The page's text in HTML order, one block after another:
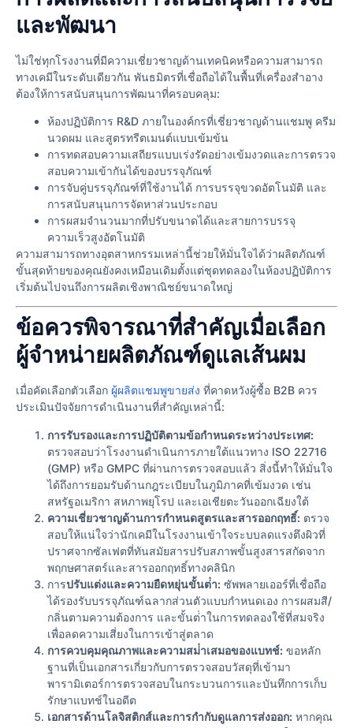
และพัฒนา
ไม่ใช่ทุกโรงงานที่มีความเชี่ยวชาญด้านเทคนิคหรือความสามารถ
ทางเคมีในระดับเดียวกัน พันธมิตรที่เชื่อถือได้ในพื้นที่เครื่องสําอาง
ต้องให้การสนับสนุนการพัฒนาที่ครอบคลุม:
ห้องปฏิบัติการ R&D ภายในองค์กรที่เชี่ยวชาญด้านแชมพู ครีม
นวดผม และสูตรทรีตเมนต์แบบเข้มข้น
การทดสอบความเสถียรแบบเร่งรัดอย่างเข้มงวดและการตรวจ
สอบความเข้ากันได้ของบรรจุภัณฑ์
การจับคู่บรรจุภัณฑ์ที่ใช้งานได้ การบรรจุขวดอัตโนมัติ และ
การสนับสนุนการจัดหาส่วนประกอบ
การผสมจํานวนมากที่ปรับขนาดได้และสายการบรรจุ
ความเร็วสูงอัตโนมัติ
ความสามารถทางอุตสาหกรรมเหล่านี้ช่วยให้มั่นใจได้ว่าผลิตภัณฑ์
ขั้นสุดท้ายของคุณยังคงเหมือนเดิมตั้งแต่ชุดทดลองในห้องปฏิบัติการ
เริ่มต้นไปจนถึงการผลิตเชิงพาณิชย์ขนาดใหญ่
ข้อควรพิจารณาที่สำคัญเมื่อเลือก
ผู้จำหน่ายผลิตภัณฑ์ดูแลเส้นผม
เมื่อคัดเลือกตัวเลือก ผู้ผลิตแชมพูขายส่ง ที่คาดหวังผู้ซื้อ B2B ควร
ประเมินปัจจัยการดําเนินงานที่สําคัญเหล่านี้:
การรับรองและการปฏิบัติตามข้อกําหนดระหว่างประเทศ:
ตรวจสอบว่าโรงงานดําเนินการภายใต้แนวทาง ISO 22716
(GMP) หรือ GMPC ที่ผ่านการตรวจสอบแล้ว สิ่งนี้ทําให้มั่นใจ
ได้ถึงการยอมรับด้านกฎระเบียบในภูมิภาคที่เข้มงวด เช่น
สหรัฐอเมริกา สหภาพยุโรป และเอเชียตะวันออกเฉียงใต้
ความเชี่ยวชาญด้านการกําหนดสูตรและสารออกฤทธิ์: ตรวจ
สอบให้แน่ใจว่านักเคมีในโรงงานเข้าใจระบบลดแรงตึงผิวที่
ปราศจากซัลเฟตที่ทันสมัยสารปรับสภาพขั้นสูงสารสกัดจาก
พฤกษศาสตร์และสารออกฤทธิ์ทางคลินิก
การปรับแต่งและความยืดหยุ่นขั้นต่ํา: ซัพพลายเออร์ที่เชื่อถือ
ได้รองรับบรรจุภัณฑ์ฉลากส่วนตัวแบบกําหนดเอง การผสมสี/
กลิ่นตามความต้องการ และขั้นต่ําในการทดลองใช้ที่สมจริง
เพื่อลดความเสี่ยงในการเข้าสู่ตลาด
การควบคุมคุณภาพและความสม่ําเสมอของแบทช์: ขอหลัก
ฐานที่เป็นเอกสารเกี่ยวกับการตรวจสอบวัสดุที่เข้ามา
พารามิเตอร์การตรวจสอบในกระบวนการและบันทึกการเก็บ
รักษาแบทช์ในอดีต
เอกสารด้านโลจิสติกส์และการกํากับดูแลการส่งออก: หากคุณ